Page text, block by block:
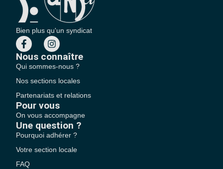
Bien plus qu'un syndicat
Nous connaître
Qui sommes-nous ?
Nos sections locales
Partenariats et relations
Pour vous
On vous accompagne
Une question ?
Pourquoi adhérer ?
Votre section locale
FAQ